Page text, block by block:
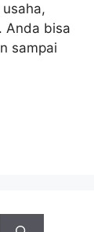
Anda bisa
sampai